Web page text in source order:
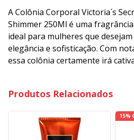
A Colônia Corporal Victoria´s
Shimmer 250Ml é uma
ideal para mulheres que
elegância e sofisticação. Com
essa colônia certamente irá
Produtos Relacionados
15%